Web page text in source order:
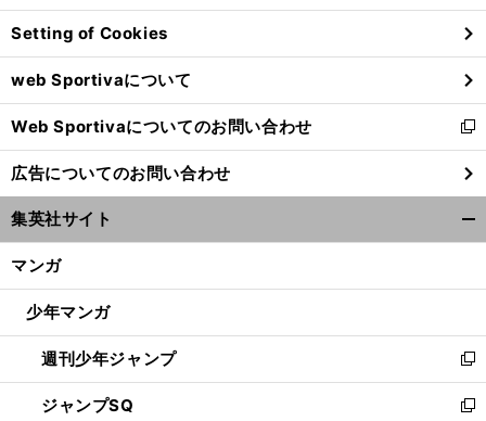
ン
ド
ウ
で
開
く
Setting of Cookies
web Sportivaについて
Web Sportivaについてのお問い合わせ
新
し
い
ウ
ィ
ン
ウ
開
く
広告についてのお問い合わせ
集英社サイト
マンガ
少年マンガ
週刊少年ジャンプ
新
し
い
ジャンプSQ
新